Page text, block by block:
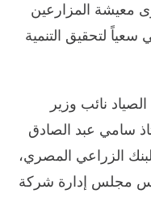
معيشة المزارعين
سعياً لتحقيق التنمية
نائب وزير
سامي عبد الصادق
الزراعي المصري،
مجلس إدارة شركة